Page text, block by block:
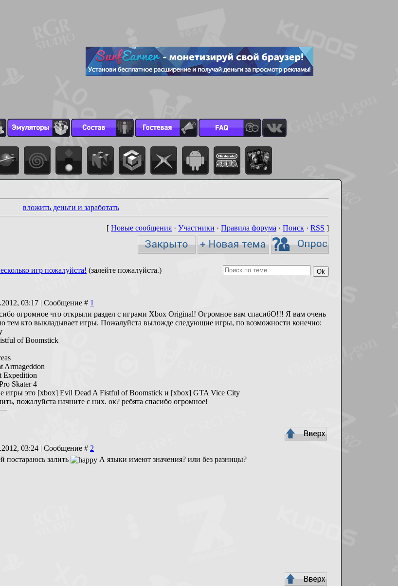
вложить деньги и заработать
[ Новые сообщения · Участники · Правила форума · Поиск · RSS ]
игр пожалуйста! (залейте пожалуйста.)
03:17 | Сообщение # 1
огромное что открыли раздел с играми Xbox Original! Огромное вам спасибО!!! Я вам очень
тем кто выкладывает игры. Пожалуйста выложде следующие игры, по возможности конечно:
of Boomstick
Armageddon
Expedition
Skater 4
игры это [xbox] Evil Dead A Fistful of Boomstick и [xbox] GTA Vice City
пожалуйста начните с них. ок? ребята спасибо огромное!
03:24 | Сообщение # 2
постараюсь залить А языки имеют значения? или без разницы?